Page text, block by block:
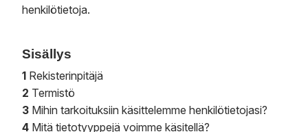
henkilötietoja.
Sisällys
1 Rekisterinpitäjä
2 Termistö
3 Mihin tarkoituksiin käsittelemme henkilötietojasi?
4 Mitä tietotyyppejä voimme käsitellä?